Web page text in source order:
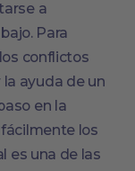
a
Para
conflictos
ayuda de un
en la
los
es una de las